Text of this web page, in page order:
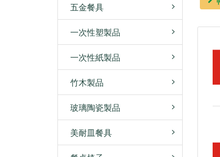
五金餐具
一次性塑製品
一次性紙製品
竹木製品
玻璃陶瓷製品
美耐皿餐具